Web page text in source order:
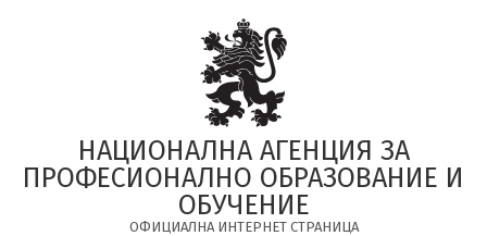
НАЦИОНАЛНА АГЕНЦИЯ ЗА
ПРОФЕСИОНАЛНО ОБРАЗОВАНИЕ И
ОБУЧЕНИЕ
ОФИЦИАЛНА ИНТЕРНЕТ СТРАНИЦА